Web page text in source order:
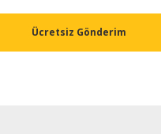
Ücretsiz Gönderim